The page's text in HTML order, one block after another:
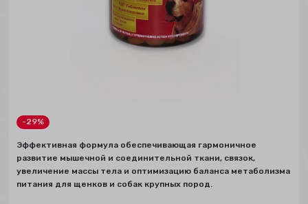
-29%
Эффективная формула обеспечивающая гармоничное
развитие мышечной и соединительной ткани, cвязок,
увеличение массы тела и оптимизацию баланса метаболизма
питания для щенков и собак крупных пород.